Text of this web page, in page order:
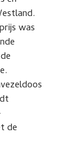
was
de